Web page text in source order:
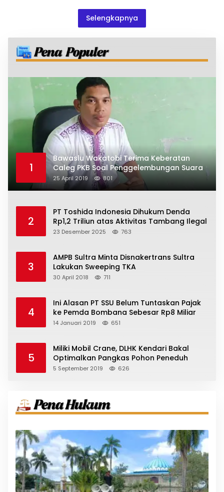
Selengkapnya
1
Bawaslu Wakatobi Terima Keberatan
Caleg PKB Soal Penggelembungan Suara
25 April 2019 801
2
PT Toshida Indonesia Dihukum Denda
Rp1,2 Triliun atas Aktivitas Tambang Ilegal
23 Desember 2025 763
3
AMPB Sultra Minta Disnakertrans Sultra
Lakukan Sweeping TKA
30 April 2018 711
4
Ini Alasan PT SSU Belum Tuntaskan Pajak
ke Pemda Bombana Sebesar Rp8 Miliar
14 Januari 2019 651
5
Miliki Mobil Crane, DLHK Kendari Bakal
Optimalkan Pangkas Pohon Peneduh
5 September 2019 626